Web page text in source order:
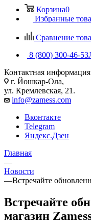
Корзина0
Избранные
Сравнение
8 (800) 300-46-53
Контактная информация
г. Йошкар-Ола,
ул. Кремлевская, 21.
info@zamess.com
Вконтакте
Telegram
Яндекс.Дзен
Главная
—
Новости
—Встречайте
Встречайте
магазин